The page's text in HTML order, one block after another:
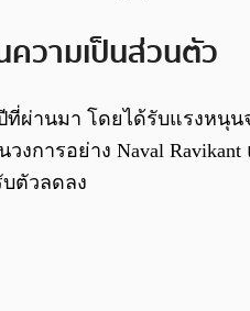
วามเป็นส่วนตัว
ที่ผ่านมา โดยได้รับแรงห
งการอย่าง Naval
บตัวลดลง